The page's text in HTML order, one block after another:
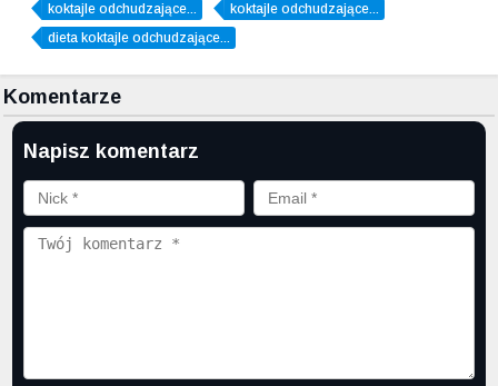
koktajle odchudzające...
koktajle odchudzające...
dieta koktajle odchudzające...
Komentarze
Napisz komentarz